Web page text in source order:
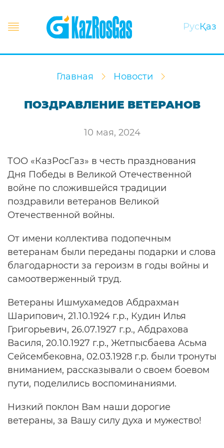
РусҚаз
Главная Новости
ПОЗДРАВЛЕНИЕ ВЕТЕРАНОВ
10 мая, 2024
ТОО «КазРосГаз» в честь празднования
Дня Победы в Великой Отечественной
войне по сложившейся традиции
поздравили ветеранов Великой
Отечественной войны.
От имени коллектива подопечным
ветеранам были переданы подарки и слова
благодарности за героизм в годы войны и
самоотверженный труд.
Ветераны Ишмухамедов Абдрахман
Шарипович, 21.10.1924 г.р., Кудин Илья
Григорьевич, 26.07.1927 г.р., Абдрахова
Василя, 20.10.1927 г.р., Жетпысбаева Асьма
Сейсембековна, 02.03.1928 г.р. были тронуты
вниманием, рассказывали о своем боевом
пути, поделились воспоминаниями.
Низкий поклон Вам наши дорогие
ветераны, за Вашу силу духа и мужество!